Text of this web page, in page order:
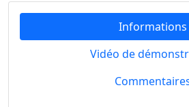
Informations
Vidéo de